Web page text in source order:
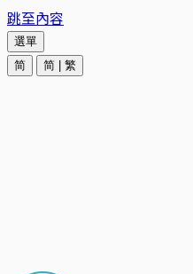
跳至內容
選單
简
简 繁